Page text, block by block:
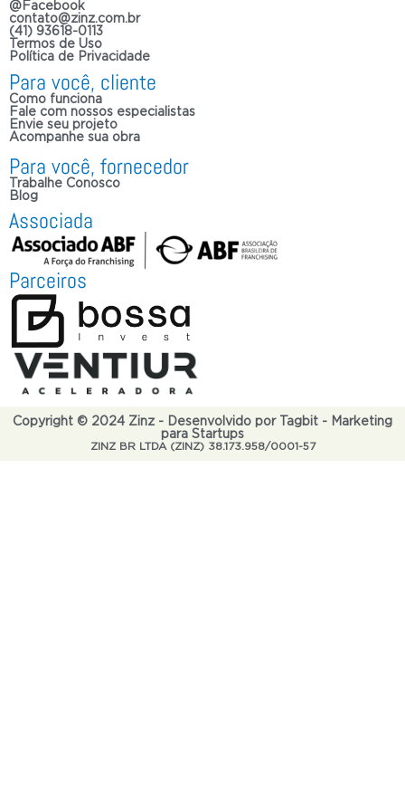
@Facebook
contato@zinz.com.br
(41) 93618-0113
Termos de Uso
Política de Privacidade
Para você, cliente
Como funciona
Fale com nossos especialistas
Envie seu projeto
Acompanhe sua obra
Para você, fornecedor
Trabalhe Conosco
Blog
Associada
Parceiros
Copyright © 2024 Zinz - Desenvolvido por Tagbit - Marketing
para Startups
ZINZ BR LTDA (ZINZ) 38.173.958/0001-57